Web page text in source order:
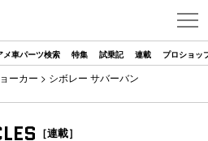
メ車パーツ検索 特集 試乗記 連載 プロショッ
ーカー > シボレー サバーバン
［連載］